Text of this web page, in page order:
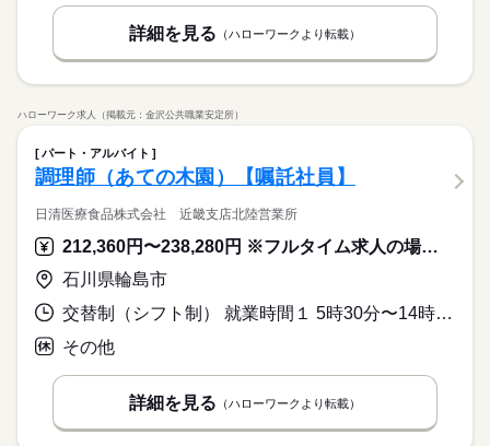
詳細を見る （ハローワークより転載）
ハローワーク求人（掲載元：金沢公共職業安定所）
パート・アルバイト
調理師（あての木園）【嘱託社員】
日清医療食品株式会社 近畿支店北陸営業所
212,360円〜238,280円 ※フルタイム求人の場合は月額（換算額）、パート求人の場合は時間額を表示しています。
石川県輪島市
交替制（シフト制） 就業時間１ 5時30分〜14時30分 就業時間２ 9時30分〜18時30分
その他
詳細を見る （ハローワークより転載）